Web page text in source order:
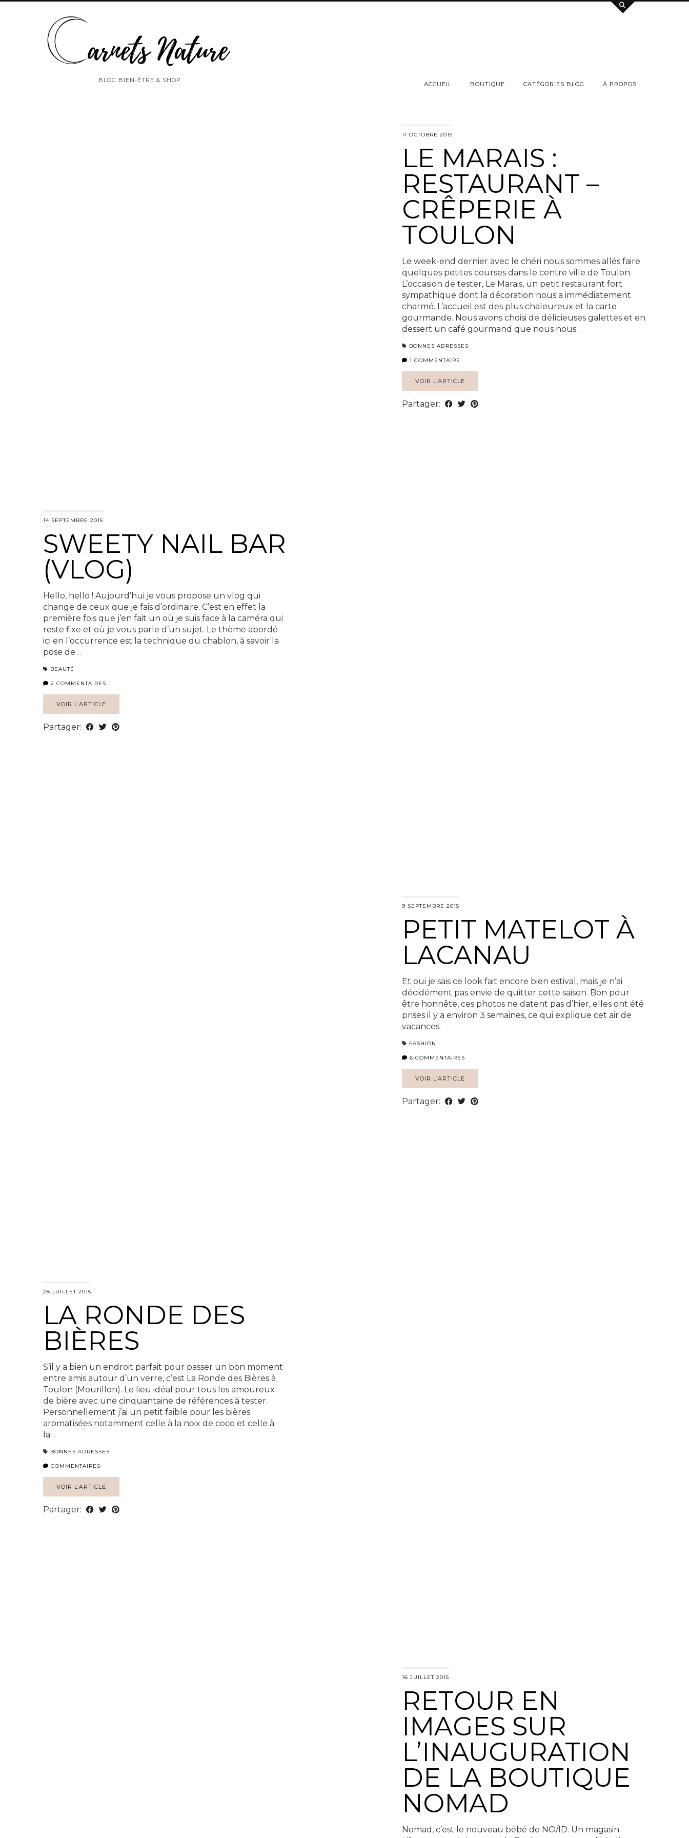
BLOG BIEN-ÊTRE & SHOP
ACCUEIL BOUTIQUE CATÉGORIES BLOG À PROPOS
11 OCTOBRE 2015
LE MARAIS :
RESTAURANT –
CRÊPERIE À
TOULON
Le week-end dernier avec le chéri nous sommes allés faire
quelques petites courses dans le centre ville de Toulon.
L’occasion de tester, Le Marais, un petit restaurant fort
sympathique dont la décoration nous a immédiatement
charmé. L’accueil est des plus chaleureux et la carte
gourmande. Nous avons choisi de délicieuses galettes et en
dessert un café gourmand que nous nous…
BONNES ADRESSES
1 COMMENTAIRE
VOIR L’ARTICLE
Partager:
14 SEPTEMBRE 2015
SWEETY NAIL BAR
(VLOG)
Hello, hello ! Aujourd’hui je vous propose un vlog qui
change de ceux que je fais d’ordinaire. C’est en effet la
première fois que j’en fait un où je suis face à la caméra qui
reste fixe et où je vous parle d’un sujet. Le thème abordé
ici en l’occurrence est la technique du chablon, à savoir la
pose de…
BEAUTÉ
2 COMMENTAIRES
VOIR L’ARTICLE
Partager:
9 SEPTEMBRE 2015
PETIT MATELOT À
LACANAU
Et oui je sais ce look fait encore bien estival, mais je n’ai
décidément pas envie de quitter cette saison. Bon pour
être honnête, ces photos ne datent pas d’hier, elles ont été
prises il y a environ 3 semaines, ce qui explique cet air de
vacances.
FASHION
6 COMMENTAIRES
VOIR L’ARTICLE
Partager:
28 JUILLET 2015
LA RONDE DES
BIÈRES
S’il y a bien un endroit parfait pour passer un bon moment
entre amis autour d’un verre, c’est La Ronde des Bières à
Toulon (Mourillon). Le lieu idéal pour tous les amoureux
de bière avec une cinquantaine de références à tester.
Personnellement j’ai un petit faible pour les bières
aromatisées notamment celle à la noix de coco et celle à
la…
BONNES ADRESSES
COMMENTAIRES
VOIR L’ARTICLE
Partager:
16 JUILLET 2015
RETOUR EN
IMAGES SUR
L’INAUGURATION
DE LA BOUTIQUE
NOMAD
Nomad, c’est le nouveau bébé de NO/ID. Un magasin